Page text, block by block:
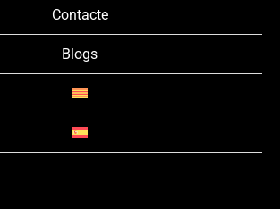
Contacte
Blogs